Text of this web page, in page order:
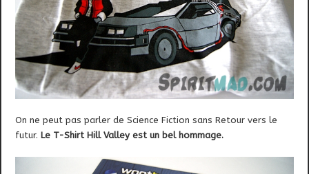
On ne peut pas parler de Science Fiction sans Retour vers le
futur.Le T-Shirt Hill Valley est un bel hommage.